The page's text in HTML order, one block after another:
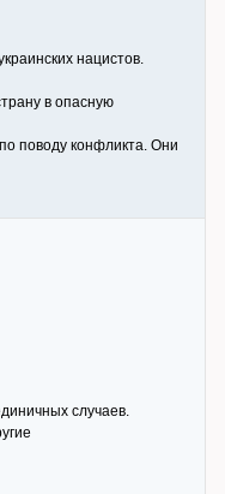
нацистов.
в опасную
поводу конфликта. Они
случаев.